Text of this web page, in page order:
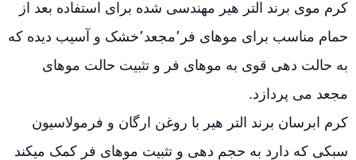
کرم موی برند التر هیر مهندسی شده برای استفاده بعد از
حمام مناسب برای موهای فر٬مجعد٬خشک و آسیب دیده که
به حالت دهی قوی به موهای فر و تثبیت حالت موهای
مجعد می پردازد.
کرم ابرسان برند التر هیر با روغن ارگان و فرمولاسیون
سبکی که دارد به حجم دهی و تثبیت موهای فر کمک میکند